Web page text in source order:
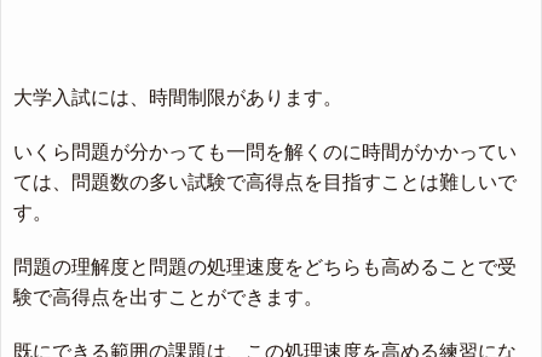
大学入試には、時間制限があります。
いくら問題が分かっても一問を解くのに時間がかかってい
ては、問題数の多い試験で高得点を目指すことは難しいで
す。
問題の理解度と問題の処理速度をどちらも高めることで受
験で高得点を出すことができます。
既にできる範囲の課題は、この処理速度を高める練習にな